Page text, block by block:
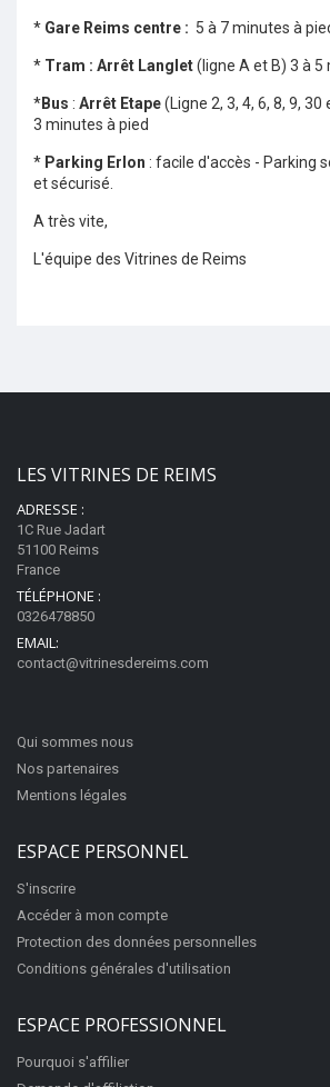
* Gare Reims centre : 5 à 7 minutes à
* Tram : Arrêt Langlet(ligne A et B) 3 à 5
*Bus : Arrêt Etape( Ligne 2, 3, 4, 6, 8, 9,
3 minutes à pied
* Parking Erlon : facile d'accès - Parking
et sécurisé.
A très vite,
L'équipe des Vitrines de Reims
LES VITRINES DE REIMS
ADRESSE :
1C Rue Jadart
51100 Reims
France
TÉLÉPHONE :
0326478850
EMAIL:
contact@vitrinesdereims.com
Qui sommes nous
Nos partenaires
Mentions légales
ESPACE PERSONNEL
S'inscrire
Accéder à mon compte
Protection des données personnelles
Conditions générales d'utilisation
ESPACE PROFESSIONNEL
Pourquoi s'affilier